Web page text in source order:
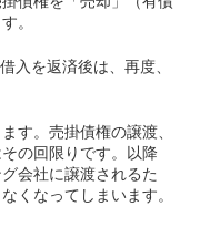
。
入を返済後は、再度、
す。売掛債権の譲渡、
の回限りです。以降
会社に譲渡されるた
くなってしまいます。